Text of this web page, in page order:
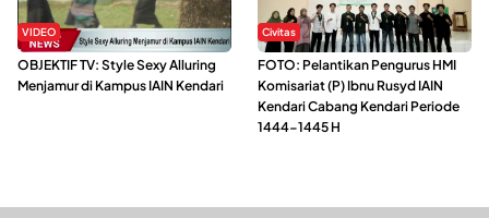
VIDEO
OBJEKTIF TV: Style Sexy Alluring
Menjamur di Kampus IAIN Kendari
Civitas
FOTO: Pelantikan Pengurus HMI
Komisariat (P) Ibnu Rusyd IAIN
Kendari Cabang Kendari Periode
1444-1445 H